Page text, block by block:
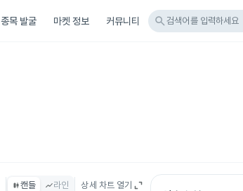
종목 발굴 마켓 정보 커뮤니티 search 검색어를 입력하세요
캔들 라인 상세 차트 열기